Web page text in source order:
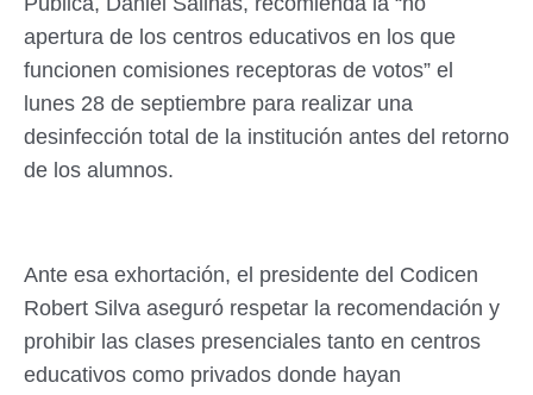
apertura de los centros educativos en los que
funcionen comisiones receptoras de votos” el
lunes 28 de septiembre para realizar una
desinfección total de la institución antes del retorno
de los alumnos.
Ante esa exhortación, el presidente del Codicen
Robert Silva aseguró respetar la recomendación y
prohibir las clases presenciales tanto en centros
educativos como privados donde hayan